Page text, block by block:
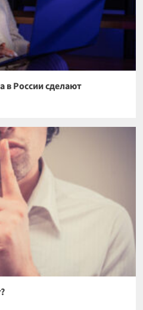
в России сделают